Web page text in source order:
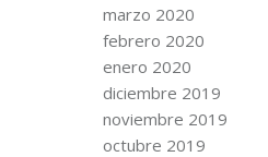
marzo 2020
febrero 2020
enero 2020
diciembre 2019
noviembre 2019
octubre 2019